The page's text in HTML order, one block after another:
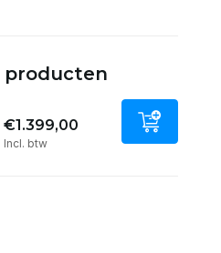
€1.399,00
Incl. btw